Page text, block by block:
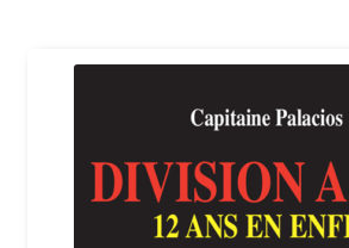
Listes d’Envies
Livres de Peter Randa
Livres de Philippe Randa
Login Customizer